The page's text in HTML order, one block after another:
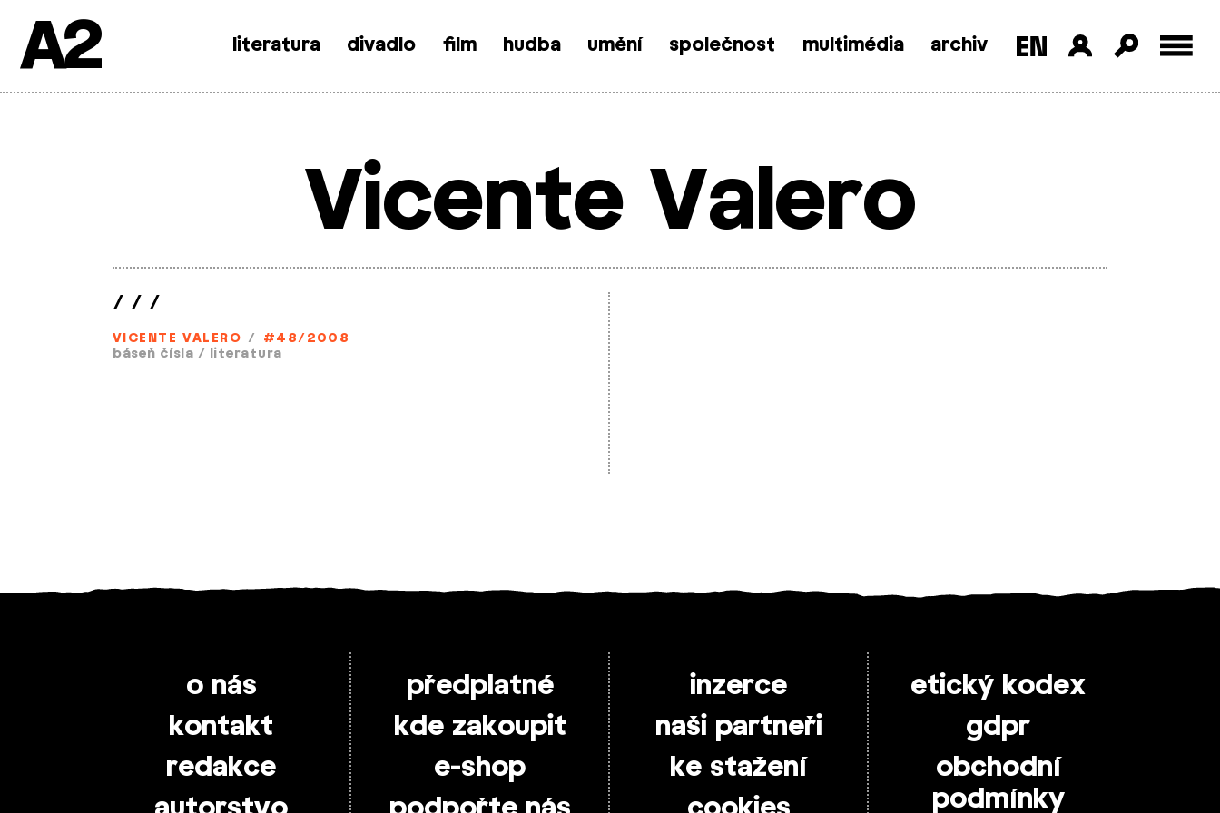
SkipA2 literatura divadlo film hudba umění společnost multimédia archiv
Vicente Valero
/ / /
VICENTE VALERO /
#48/2008
báseň čísla / literatura
o nás
kontakt
redakce
předplatné
kde zakoupit
e-shop
inzerce
naši partneři
ke stažení
etický kodex
gdpr
obchodní
podmínky